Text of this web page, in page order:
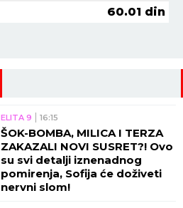
60.01 din
ELITA 9 16:15
ŠOK-BOMBA, MILICA I TERZA
ZAKAZALI NOVI SUSRET?! Ovo
su svi detalji iznenadnog
pomirenja, Sofija će doživeti
nervni slom!